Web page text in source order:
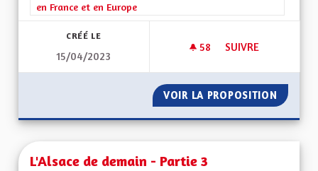
en France et en Europe
CRÉÉ LE
15/04/2023
58 58 ABONNÉS
SUIVRE
VOIR LA PROPOSITION
L'Alsace de demain - Partie 3